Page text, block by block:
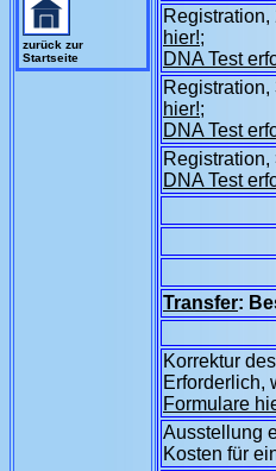
zurück zur
Startseite
hier!;
DNA Test
hier!;
DNA Test
Registration,
DNA Test
Transfer:
Korrektur
Erforderlich,
Formulare
Ausstellung
Kosten für